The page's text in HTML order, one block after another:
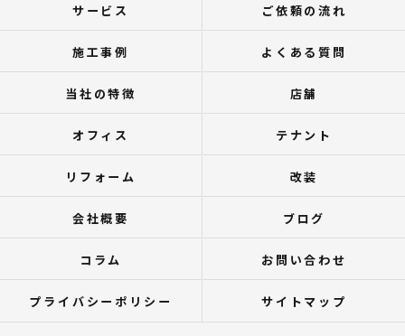
サービス ご依頼の流れ
施工事例 よくある質問
当社の特徴 店舗
オフィス テナント
リフォーム 改装
会社概要 ブログ
コラム お問い合わせ
プライバシーポリシー サイトマップ